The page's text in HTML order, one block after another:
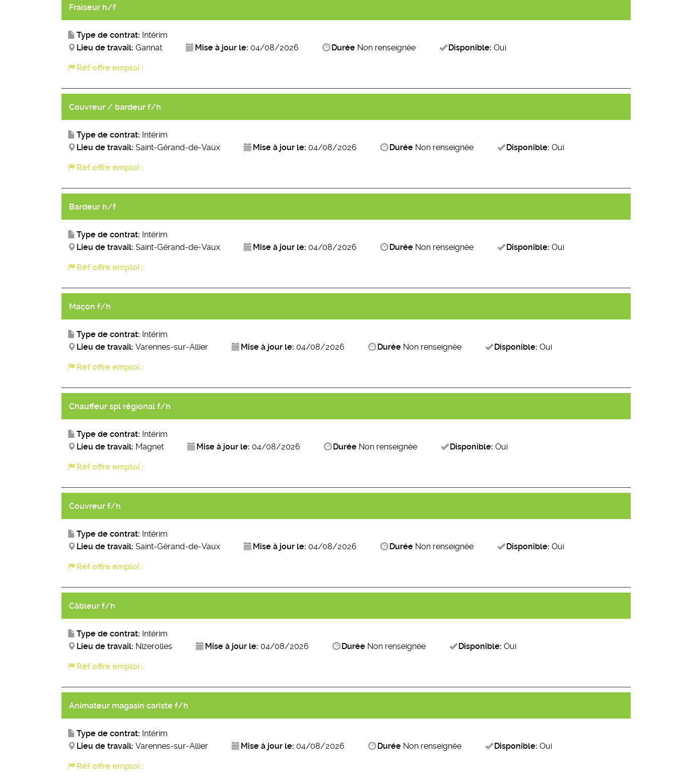
Fraiseur h/f
Type de contrat: Intérim
Lieu de travail: Gannat Mise à jour le: 04/08/2026 Durée Non renseignée Disponible: Oui
Réf offre emploi :
Couvreur / bardeur f/h
Type de contrat: Intérim
Lieu de travail: Saint-Gérand-de-Vaux Mise à jour le: 04/08/2026 Durée Non renseignée Disponible: Oui
Réf offre emploi :
Bardeur h/f
Type de contrat: Intérim
Lieu de travail: Saint-Gérand-de-Vaux Mise à jour le: 04/08/2026 Durée Non renseignée Disponible: Oui
Réf offre emploi :
Maçon f/h
Type de contrat: Intérim
Lieu de travail: Varennes-sur-Allier Mise à jour le: 04/08/2026 Durée Non renseignée Disponible: Oui
Réf offre emploi :
Chauffeur spl régional f/h
Type de contrat: Intérim
Lieu de travail: Magnet Mise à jour le: 04/08/2026 Durée Non renseignée Disponible: Oui
Réf offre emploi :
Couvreur f/h
Type de contrat: Intérim
Lieu de travail: Saint-Gérand-de-Vaux Mise à jour le: 04/08/2026 Durée Non renseignée Disponible: Oui
Réf offre emploi :
Câbleur f/h
Type de contrat: Intérim
Lieu de travail: Nizerolles Mise à jour le: 04/08/2026 Durée Non renseignée Disponible: Oui
Réf offre emploi :
Animateur magasin cariste f/h
Type de contrat: Intérim
Lieu de travail: Varennes-sur-Allier Mise à jour le: 04/08/2026 Durée Non renseignée Disponible: Oui
Réf offre emploi :